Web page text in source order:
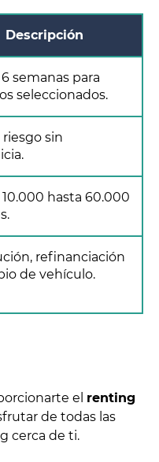
Descripción
6 semanas para
seleccionados.
sin
10.000 hasta 60.000
refinanciación
de vehículo.
el renting
de todas las
cerca de ti.